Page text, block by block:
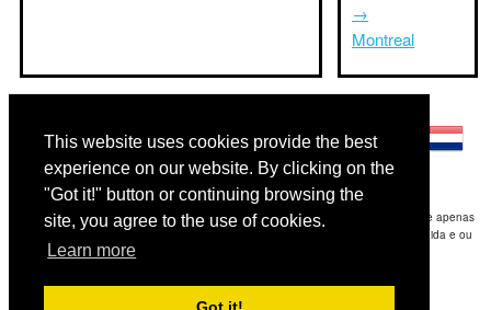
This website uses cookies provide the best
experience on our website. By clicking on the
"Got it!" button or continuing browsing the
site, you agree to the use of cookies.
Learn more
→
Montreal
Disclaimer: As informações apresentadas neste site é a nossa melhor estimativa e apenas
para sua referência.Triptimeto.com não se responsabiliza por qualquer atraso de ida e ou
consequentes danos / resultou das informações fornecidas.
Copyright 2015-2026